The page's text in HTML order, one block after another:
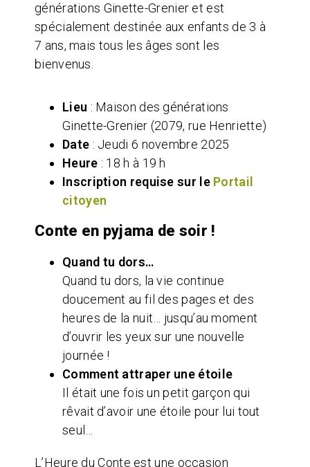
générations Ginette-Grenier et est
spécialement destinée aux enfants de 3 à
7 ans, mais tous les âges sont les
bienvenus.
Lieu : Maison des générations
Ginette-Grenier (2079, rue Henriette)
Date : Jeudi 6 novembre 2025
Heure : 18 h à 19 h
Inscription requise sur le Portail
citoyen
Conte en pyjama de soir !
Quand tu dors…
Quand tu dors, la vie continue
doucement au fil des pages et des
heures de la nuit… jusqu’au moment
d’ouvrir les yeux sur une nouvelle
journée !
Comment attraper une étoile
Il était une fois un petit garçon qui
rêvait d’avoir une étoile pour lui tout
seul…
L’Heure du Conte est une occasion